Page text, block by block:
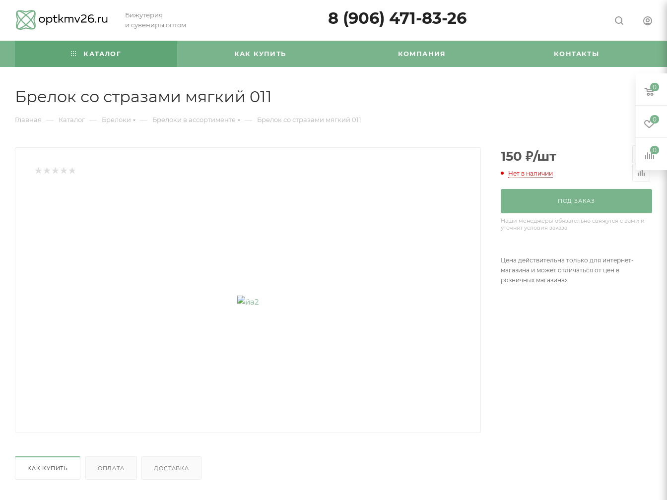
Бижутерия
и сувениры оптом
8 (906) 471-83-26
КАТАЛОГ КАК КУПИТЬ КОМПАНИЯ КОНТАКТЫ
Брелок со стразами мягкий 011
Главная — Каталог — Брелоки — Брелоки в ассортименте — Брелок со стразами мягкий 011
КАК КУПИТЬ ОПЛАТА ДОСТАВКА
150 ₽/шт
Нет в наличии
ПОД ЗАКАЗ
Наши менеджеры обязательно свяжутся с вами и
уточнят условия заказа
Цена действительна только для интернет-
магазина и может отличаться от цен в
розничных магазинах
0
0
0